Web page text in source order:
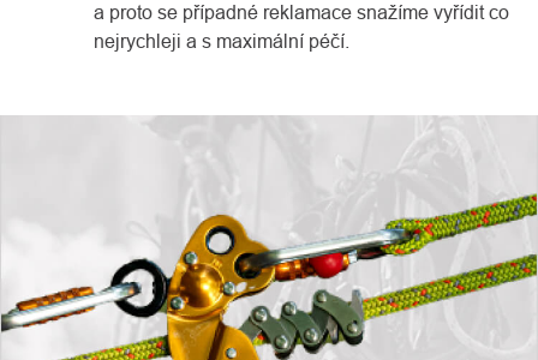
a proto se případné reklamace snažíme vyřídit co
nejrychleji a s maximální péčí.